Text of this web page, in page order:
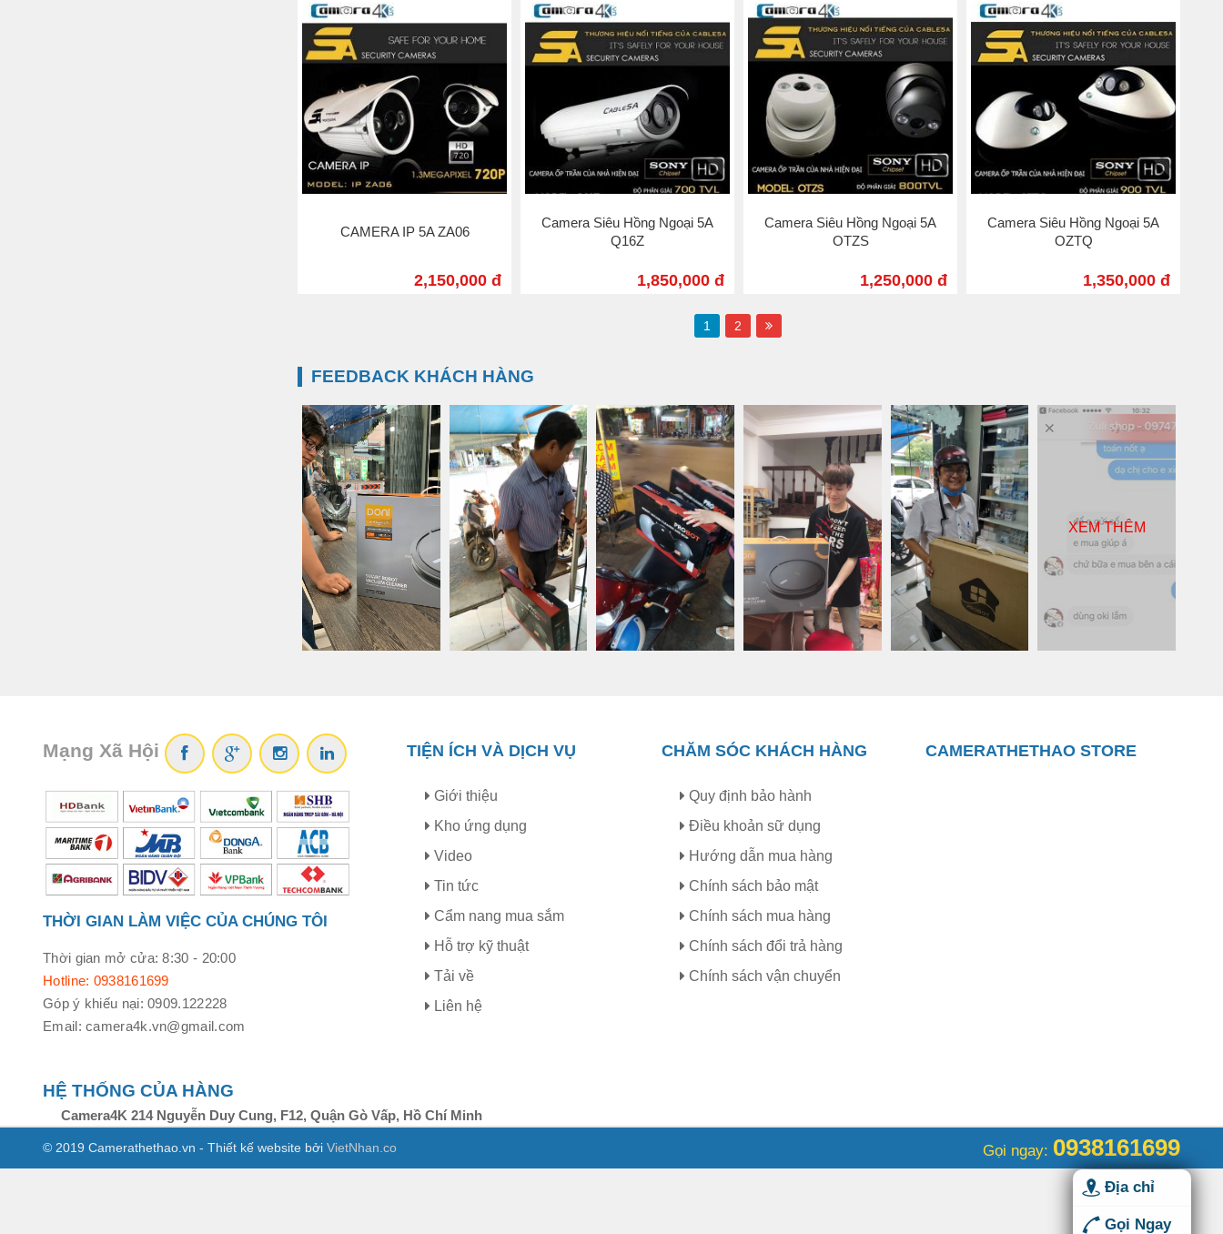
CAMERA IP 5A ZA06
2,150,000 đ
Camera Siêu Hồng Ngoại 5A
Q16Z
1,850,000 đ
Camera Siêu Hồng Ngoại 5A
OTZS
1,250,000 đ
Camera Siêu Hồng Ngoại 5A
OZTQ
1,350,000 đ
1 2
FEEDBACK KHÁCH HÀNG
XEM THÊM
Mạng Xã Hội
THỜI GIAN LÀM VIỆC CỦA CHÚNG TÔI
Thời gian mở cửa: 8:30 - 20:00
Hotline: 0938161699
Góp ý khiếu nại: 0909.122228
Email: camera4k.vn@gmail.com
TIỆN ÍCH VÀ DỊCH VỤ
Giới thiệu
Kho ứng dụng
Video
Tin tức
Cẩm nang mua sắm
Hỗ trợ kỹ thuật
Tải về
Liên hệ
CHĂM SÓC KHÁCH HÀNG
Quy định bảo hành
Điều khoản sữ dụng
Hướng dẫn mua hàng
Chính sách bảo mật
Chính sách mua hàng
Chính sách đổi trả hàng
Chính sách vận chuyển
CAMERATHETHAO STORE
HỆ THỐNG CỦA HÀNG
Camera4K 214 Nguyễn Duy Cung, F12, Quận Gò Vấp, Hồ Chí Minh
© 2019 Camerathethao.vn - Thiết kế website bởi VietNhan.co Gọi ngay: 0938161699
Địa chỉ
Gọi Ngay